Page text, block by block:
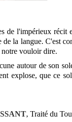
de l'impérieux récit
la langue. C'est
notre vouloir dire.
autour de son
explose, que ce
, Traité du